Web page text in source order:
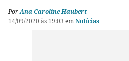
PorAna Caroline Haubert
14/09/2020 às 19:03 emNotícias